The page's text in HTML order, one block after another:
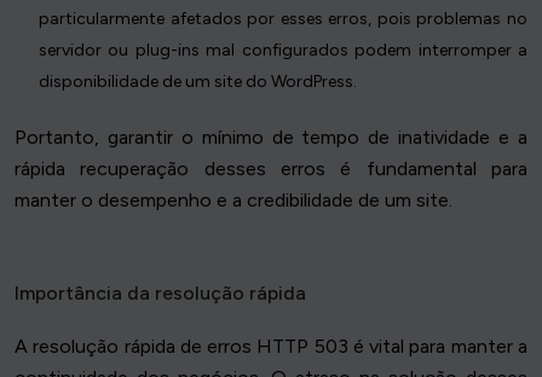
particularmente afetados por esses erros, pois problemas no
servidor ou plug-ins mal configurados podem interromper a
disponibilidade de um site do WordPress.
Portanto, garantir o mínimo de tempo de inatividade e a
rápida recuperação desses erros é fundamental para
manter o desempenho e a credibilidade de um site.
Importância da resolução rápida
A resolução rápida de erros HTTP 503 é vital para manter a